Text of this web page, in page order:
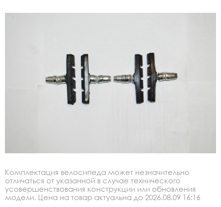
Комплектация велосипеда может незначительно
отличаться от указанной в случае технического
усовершенствования конструкции или обновления
модели. Цена на товар актуальна до 2026.08.09 16:16